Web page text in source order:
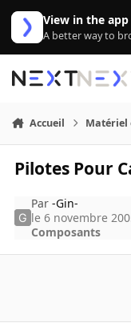
Aller au contenu
View in the app
A better way to
Accueil Matériel
Pilotes Pour
Par-Gin-
le 6 novembre
Composants